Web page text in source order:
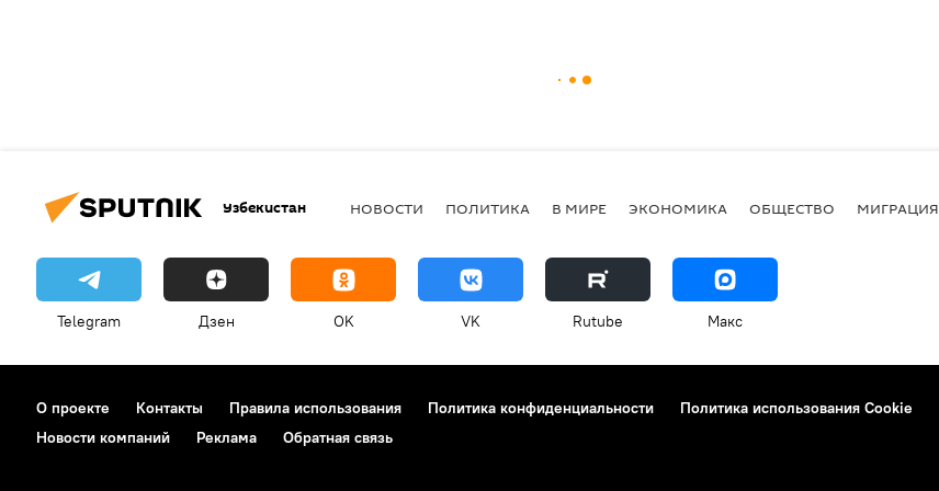
Узбекистан НОВОСТИ ПОЛИТИКА В МИРЕ ЭКОНОМИКА ОБЩЕСТВО МИГРАЦИЯ
Telegram Дзен OK VK Rutube Макс
О проекте Контакты Правила использования Политика конфиденциальности Политика использования Cookie
Новости компаний
Реклама Обратная связь